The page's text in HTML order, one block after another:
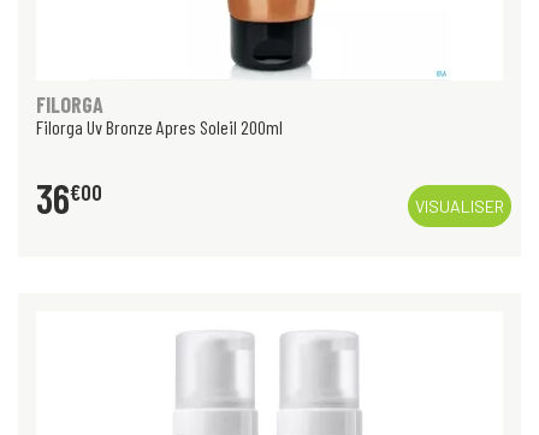
FILORGA
Filorga Uv Bronze Apres Soleil 200ml
36€00
VISUALISER